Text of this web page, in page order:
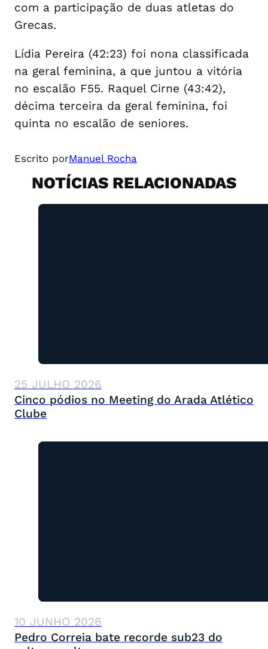
com a participação de duas atletas do
Grecas.
Lídia Pereira (42:23) foi nona classificada
na geral feminina, a que juntou a vitória
no escalão F55. Raquel Cirne (43:42),
décima terceira da geral feminina, foi
quinta no escalão de seniores.
Escrito porManuel Rocha
NOTÍCIAS RELACIONADAS
25 JULHO 2026
Cinco pódios no Meeting do Arada Atlético
Clube
10 JUNHO 2026
Pedro Correia bate recorde sub23 do